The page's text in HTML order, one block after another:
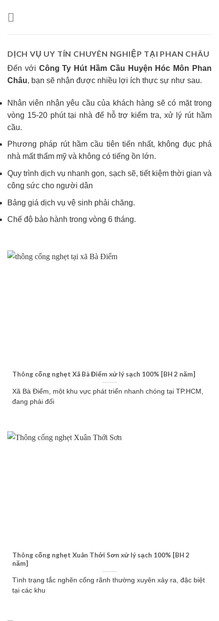
DỊCH VỤ UY TÍN CHUYÊN NGHIỆP TẠI PHAN CHÂU
Đến với Công Ty Hút Hầm Cầu Huyện Hóc Môn Phan
Châu, bạn sẽ nhận được nhiều lợi ích thực sự như sau.
Nhân viên nhận yêu cầu của khách hàng sẽ có mặt trong
vòng 15-20 phút tại nhà để hỗ trợ kiểm tra, xử lý rút hầm
cầu.
Phương pháp rút hầm cầu tiên tiến nhất, không đục phá
nhà mất thẩm mỹ và không có tiếng ồn lớn.
Quy trình dịch vụ nhanh gọn, sạch sẽ, tiết kiệm thời gian và
công sức cho người dân
Bảng giá dịch vụ vệ sinh phải chăng.
Chế độ bảo hành trong vòng 6 tháng.
Thông cống nghẹt Xã Bà Điểm xử lý sạch 100% [BH 2 năm]
Xã Bà Điểm, một khu vực phát triển nhanh chóng tại TP.HCM,
đang phải đối
Thông cống nghẹt Xuân Thới Sơn xử lý sạch 100% [BH 2
năm]
Tình trạng tắc nghẽn cống rãnh thường xuyên xảy ra, đặc biệt
tại các khu